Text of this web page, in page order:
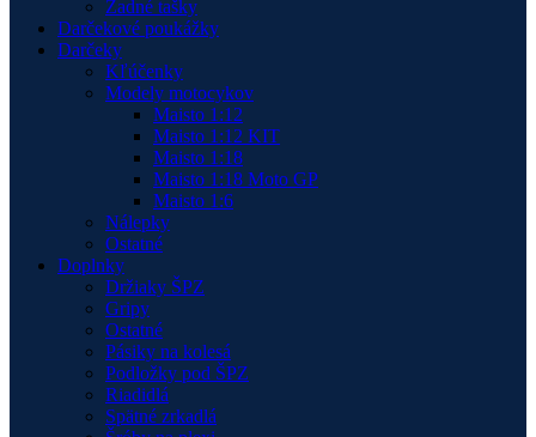
Zadné tašky
Darčekové poukážky
Darčeky
Kľúčenky
Modely motocykov
Maisto 1:12
Maisto 1:12 KIT
Maisto 1:18
Maisto 1:18 Moto GP
Maisto 1:6
Nálepky
Ostatné
Doplnky
Držiaky ŠPZ
Gripy
Ostatné
Pásiky na kolesá
Podložky pod ŠPZ
Riadidlá
Spätné zrkadlá